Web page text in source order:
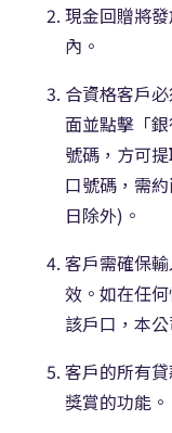
現金回贈將
內。
合資格客戶
面並點擊「
號碼，方可
口號碼，需
日除外)。
客戶需確保
效。如在任
該戶口，本
客戶的所有
獎賞的功能。